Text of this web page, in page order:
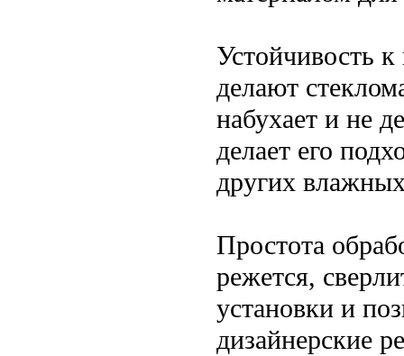
Устойчивость
делают
набухает и не
делает его
других
Простота
режется,
установки и
дизайнерские